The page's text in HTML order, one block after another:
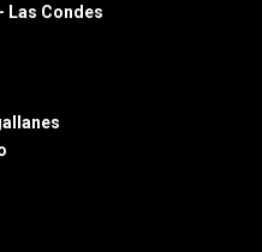
Las Condes